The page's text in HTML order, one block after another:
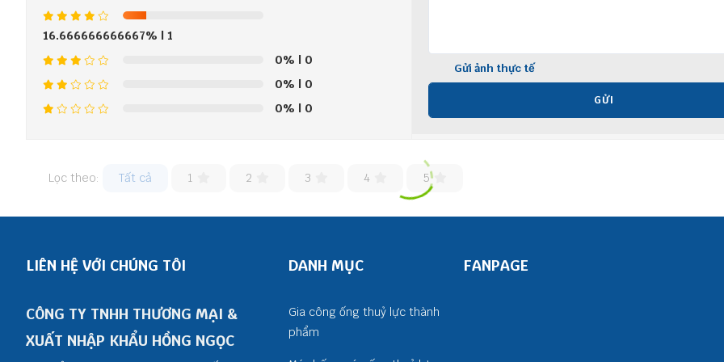
16.666666666667% | 1
0% | 0
0% | 0
0% | 0
Gửi ảnh thực tế
GỬI
Lọc theo: Tất cả 1 2 3 4 5
LIÊN HỆ VỚI CHÚNG TÔI
CÔNG TY TNHH THƯƠNG MẠI &
XUẤT NHẬP KHẨU HỒNG NGỌC
DANH MỤC
Gia công ống thuỷ lực thành
phẩm
FANPAGE